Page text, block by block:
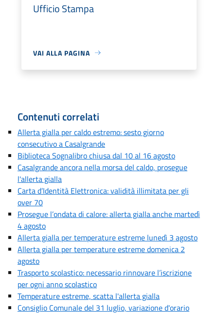
Ufficio Stampa
VAI ALLA PAGINA
Contenuti correlati
Allerta gialla per caldo estremo: sesto giorno
consecutivo a Casalgrande
Biblioteca Sognalibro chiusa dal 10 al 16 agosto
Casalgrande ancora nella morsa del caldo, prosegue
l'allerta gialla
Carta d’Identità Elettronica: validità illimitata per gli
over 70
Prosegue l’ondata di calore: allerta gialla anche martedì
4 agosto
Allerta gialla per temperature estreme lunedì 3 agosto
Allerta gialla per temperature estreme domenica 2
agosto
Trasporto scolastico: necessario rinnovare l’iscrizione
per ogni anno scolastico
Temperature estreme, scatta l'allerta gialla
Consiglio Comunale del 31 luglio, variazione d'orario